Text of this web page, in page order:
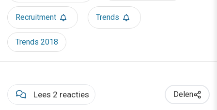
Recruitment Trends
Trends 2018
Lees 2 reacties Delen